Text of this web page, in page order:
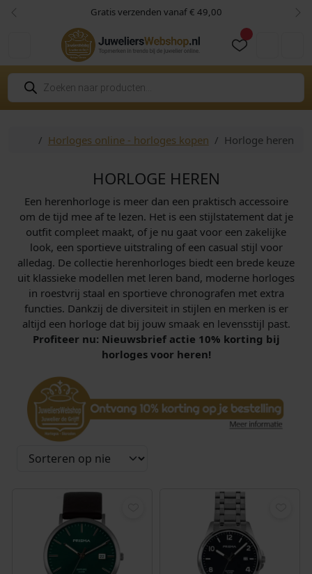
Skip to content
Skip to footer Gratis verzenden vanaf € 49,00
Vorige
P
o
d
HomeHorloges online - horloges kopen Horloge heren
HORLOGE HEREN
Een herenhorloge is meer dan een praktisch accessoire
om de tijd mee af te lezen. Het is een stijlstatement dat je
outfit compleet maakt, of je nu gaat voor een zakelijke
look, een sportieve uitstraling of een casual stijl voor
alledag. De collectie herenhorloges biedt een brede keuze
uit klassieke modellen met leren band, moderne horloges
in roestvrij staal en sportieve chronografen met extra
functies. Dankzij de diversiteit in stijlen en merken is er
altijd een horloge dat bij jouw smaak en levensstijl past.
Profiteer nu: Nieuwsbrief actie 10% korting bij
horloges voor heren!